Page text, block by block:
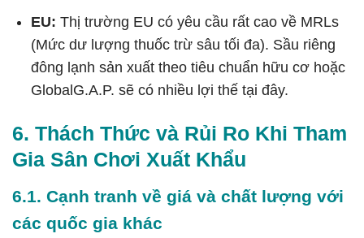
EU: Thị trường EU có yêu cầu rất cao về MRLs
(Mức dư lượng thuốc trừ sâu tối đa). Sầu riêng
đông lạnh sản xuất theo tiêu chuẩn hữu cơ hoặc
GlobalG.A.P. sẽ có nhiều lợi thế tại đây.
6. Thách Thức và Rủi Ro Khi Tham
Gia Sân Chơi Xuất Khẩu
6.1. Cạnh tranh về giá và chất lượng với
các quốc gia khác